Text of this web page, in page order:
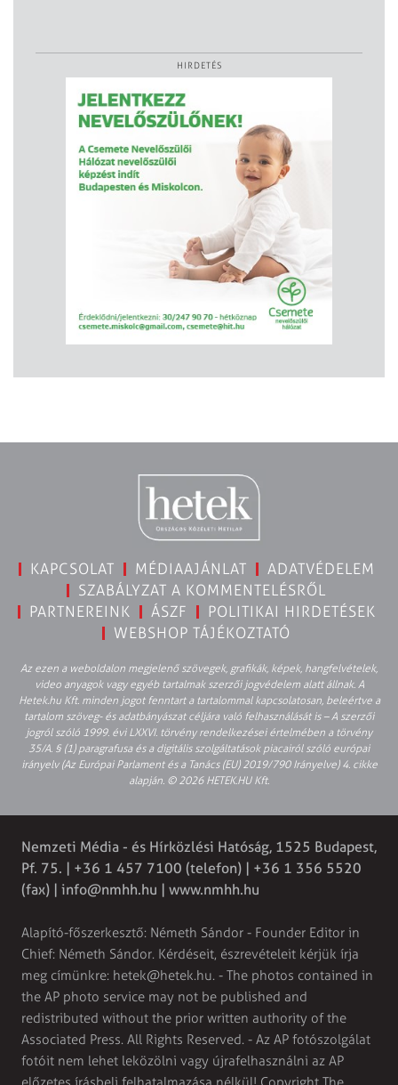
HIRDETÉS
KAPCSOLAT MÉDIAAJÁNLAT
ADATVÉDELEM
SZABÁLYZAT A KOMMENTELÉSRŐL
PARTNEREINK
ÁSZF
POLITIKAI HIRDETÉSEK
WEBSHOP TÁJÉKOZTATÓ
Az ezen a weboldalon megjelenő szövegek, grafikák, képek, hangfelvételek,
video anyagok vagy egyéb tartalmak szerzői jogvédelem alatt állnak. A
Hetek.hu Kft. minden jogot fenntart a tartalommal kapcsolatosan, beleértve a
tartalom szöveg- és adatbányászat céljára való felhasználását is – A szerzői
jogról szóló 1999. évi LXXVI. törvény rendelkezései értelmében a törvény
35/A. § (1) paragrafusa és a digitális szolgáltatások piacairól szóló európai
irányelv (Az Európai Parlament és a Tanács (EU) 2019/790 Irányelve) 4. cikke
alapján. © 2026 HETEK.HU Kft.
Nemzeti Média - és Hírközlési Hatóság, 1525 Budapest,
Pf. 75. | +36 1 457 7100 (telefon) | +36 1 356 5520
(fax) | info@nmhh.hu | www.nmhh.hu
Alapító-főszerkesztő: Németh Sándor - Founder Editor in
Chief: Németh Sándor. Kérdéseit, észrevételeit kérjük írja
meg címünkre: hetek@hetek.hu. - The photos contained in
the AP photo service may not be published and
redistributed without the prior written authority of the
Associated Press. All Rights Reserved. - Az AP fotószolgálat
fotóit nem lehet leközölni vagy újrafelhasználni az AP